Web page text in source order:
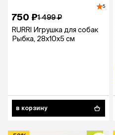
5
750 ₽1 499 ₽
RURRI Игрушка для собак
Рыбка, 28х10х5 см
в корзину